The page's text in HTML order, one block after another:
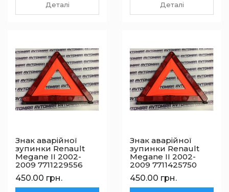
Деталі Деталі
Знак аварійної
зупинки Renault
Megane II 2002-
2009 7711229556
450.00 грн.
Знак аварійної
зупинки Renault
Megane II 2002-
2009 7711425750
450.00 грн.